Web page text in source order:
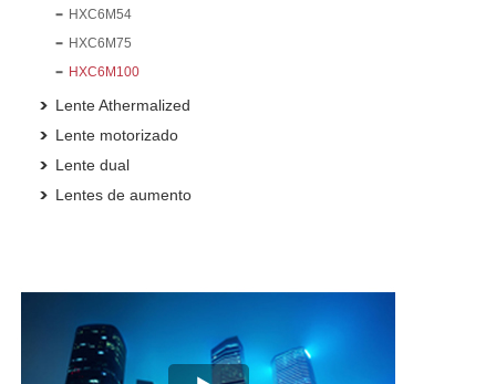
HXC6M54
HXC6M75
HXC6M100
Lente Athermalized
Lente motorizado
Lente dual
Lentes de aumento